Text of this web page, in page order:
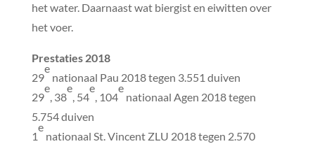
het water. Daarnaast wat biergist en eiwitten over
het voer.
Prestaties 2018
29
e
nationaal Pau 2018 tegen 3.551 duiven
29
e
, 38
e
, 54
e
, 104
e
nationaal Agen 2018 tegen
5.754 duiven
1
e
nationaal St. Vincent ZLU 2018 tegen 2.570